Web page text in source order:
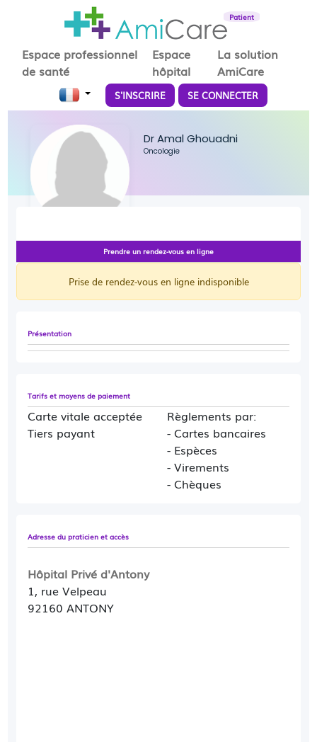
Patient
Espace professionnel
de santé
Espace
hôpital
La solution
AmiCare
S'INSCRIRE SE CONNECTER
Dr Amal Ghouadni
Oncologie
Présentation
Tarifs et moyens de paiement
Carte vitale acceptée
Tiers payant
Règlements par:
- Cartes bancaires
- Espèces
- Virements
- Chèques
Adresse du praticien et accès
Hôpital Privé d'Antony
1, rue Velpeau
92160 ANTONY
Prendre un rendez-vous en ligne
Prise de rendez-vous en ligne indisponible